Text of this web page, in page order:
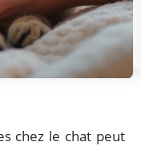
chez le chat peut